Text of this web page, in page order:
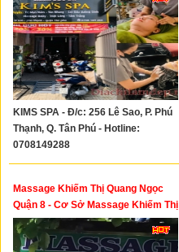
Điện Tử Điện Máy
Làm Đẹp
Thời Trang
Việc Làm
Dịch Vụ
Xây Dựng
Tổng Hợp
KIMS SPA - Đ/c: 256 Lê Sao, P. Phú
Thạnh, Q. Tân Phú - Hotline:
0708149288
Massage Khiếm Thị Quang Ngọc
Quận 8 - Cơ Sở Massage Khiếm Thị
Ở Quận 8